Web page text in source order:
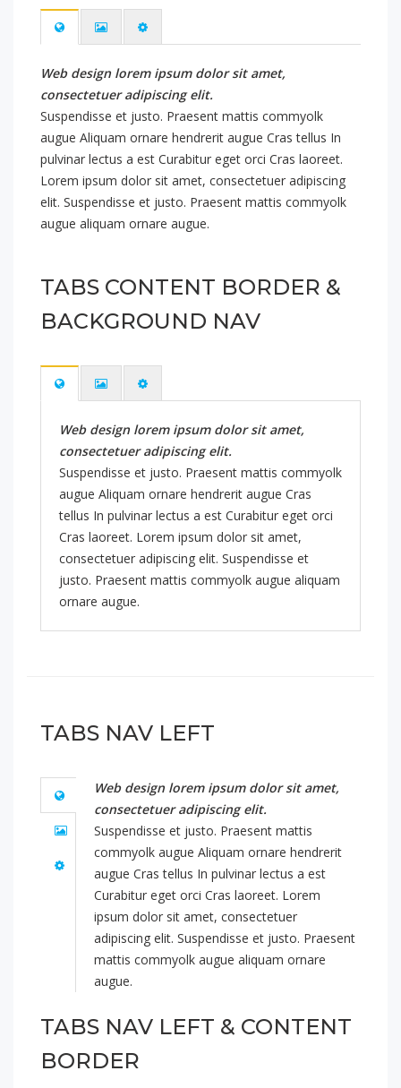
Web design lorem ipsum dolor sit amet,
consectetuer adipiscing elit.
Suspendisse et justo. Praesent mattis commyolk
augue Aliquam ornare hendrerit augue Cras tellus In
pulvinar lectus a est Curabitur eget orci Cras laoreet.
Lorem ipsum dolor sit amet, consectetuer adipiscing
elit. Suspendisse et justo. Praesent mattis commyolk
augue aliquam ornare augue.
TABS CONTENT BORDER &
BACKGROUND NAV
Web design lorem ipsum dolor sit amet,
consectetuer adipiscing elit.
Suspendisse et justo. Praesent mattis commyolk
augue Aliquam ornare hendrerit augue Cras
tellus In pulvinar lectus a est Curabitur eget orci
Cras laoreet. Lorem ipsum dolor sit amet,
consectetuer adipiscing elit. Suspendisse et
justo. Praesent mattis commyolk augue aliquam
ornare augue.
TABS NAV LEFT
Web design lorem ipsum dolor sit amet,
consectetuer adipiscing elit.
Suspendisse et justo. Praesent mattis
commyolk augue Aliquam ornare hendrerit
augue Cras tellus In pulvinar lectus a est
Curabitur eget orci Cras laoreet. Lorem
ipsum dolor sit amet, consectetuer
adipiscing elit. Suspendisse et justo. Praesent
mattis commyolk augue aliquam ornare
augue.
TABS NAV LEFT & CONTENT
BORDER